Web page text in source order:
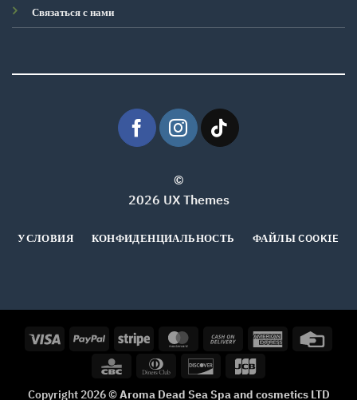
Связаться с нами
©
2026 UX Themes
УСЛОВИЯ КОНФИДЕНЦИАЛЬНОСТЬ ФАЙЛЫ COOKIE
Visa PayPal Stripe MasterCardCash
On
Delivery
American
Dinners
Discover
Copyright 2026 ©Aroma Dead Sea Spa and cosmetics LTD